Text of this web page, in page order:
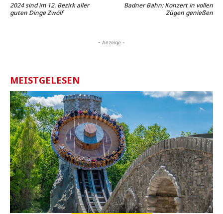
2024 sind im 12. Bezirk aller
guten Dinge Zwölf
Badner Bahn: Konzert in vollen
Zügen genießen
- Anzeige -
MEISTGELESEN